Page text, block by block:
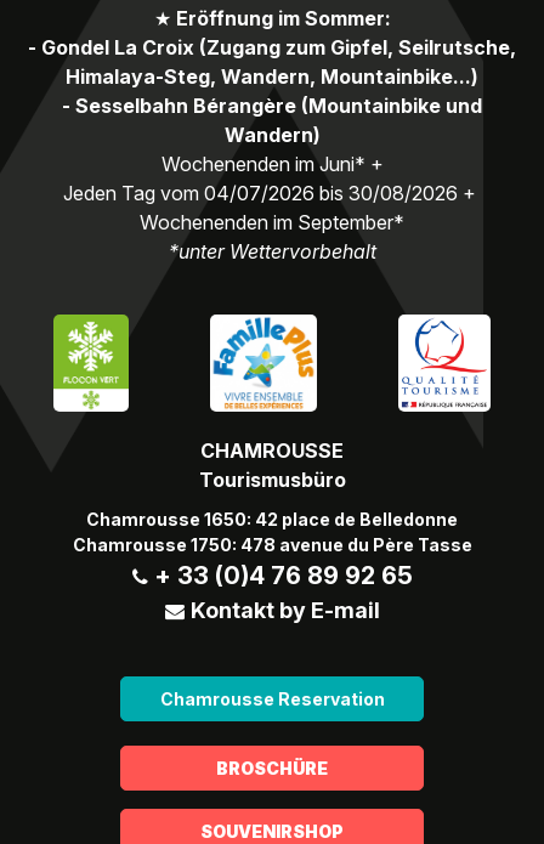
CHAMROUSSE
Tourismusbüro
Chamrousse 1650: 42 place de Belledonne
Chamrousse 1750: 478 avenue du Père Tasse
+ 33 (0)4 76 89 92 65
Kontakt by E-mail
Chamrousse Reservation
★ Eröffnung im Sommer:
- Gondel La Croix (Zugang zum Gipfel, Seilrutsche,
Himalaya-Steg, Wandern, Mountainbike...)
- Sesselbahn Bérangère (Mountainbike und
Wandern)
Wochenenden im Juni* +
Jeden Tag vom 04/07/2026 bis 30/08/2026 +
Wochenenden im September*
*unter Wettervorbehalt
BROSCHÜRE
SOUVENIRSHOP